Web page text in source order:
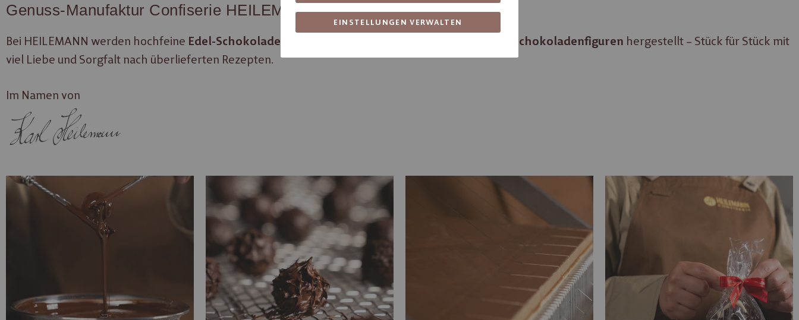
Genuss-Manufaktur Confiserie HEILEMANN
Bei HEILEMANN werden hochfeine Edel-Schokoladen Schokoladenfiguren hergestellt – Stück für Stück mit
viel Liebe und Sorgfalt nach überlieferten Rezepten.
Im Namen von
EINSTELLUNGEN VERWALTEN